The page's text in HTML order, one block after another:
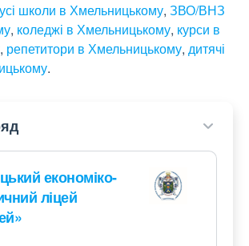
усі школи в Хмельницькому, ЗВО/ВНЗ
, коледжі в Хмельницькому, курси в
, репетитори в Хмельницькому, дитячі
.
економіко-
ліцей